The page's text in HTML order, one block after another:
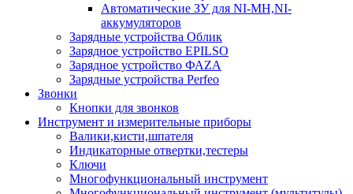
Автоматические ЗУ для NI-MH,NI-
аккумуляторов
Зарядные устройства Облик
Зарядное устройство EPILSO
Зарядное устройство ФАZА
Зарядные устройства Perfeo
Звонки
Кнопки для звонков
Инструмент и измерительные приборы
Валики,кисти,шпателя
Индикаторные отвертки,тестеры
Ключи
Многофункциональный инструмент